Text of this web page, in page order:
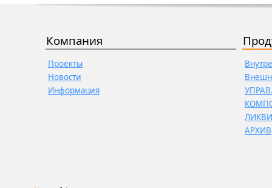
Компания
Проекты
Новости
Информация
АРХИВ